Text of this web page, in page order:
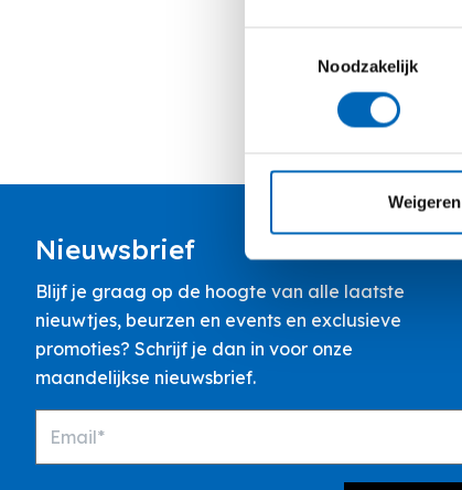
Noodzakelijk
Weigeren
Nieuwsbrief
Blijf je graag op de hoogte van alle laatste
nieuwtjes, beurzen en events en exclusieve
promoties? Schrijf je dan in voor onze
maandelijkse nieuwsbrief.